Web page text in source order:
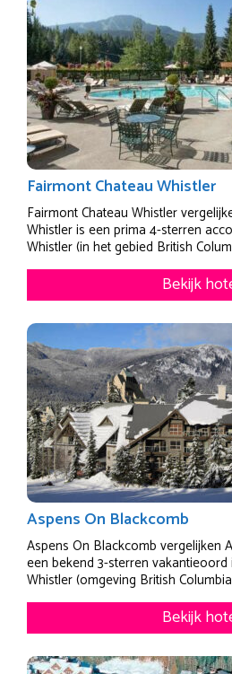
Fairmont Chateau Whistler
Fairmont Chateau Whistler
Whistler is een prima 4-sterren
Whistler (in het gebied British
Bekijk
Aspens On Blackcomb
Aspens On Blackcomb vergelijken
een bekend 3-sterren
Whistler (omgeving British
Bekijk